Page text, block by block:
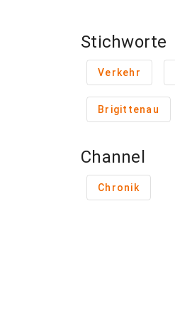
Stichworte
Verkehr
Brigittenau
Channel
Chronik